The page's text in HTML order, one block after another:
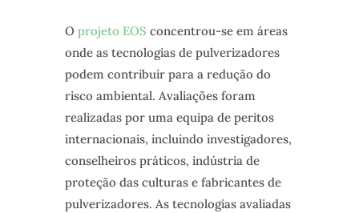
O projeto EOS concentrou-se em áreas
onde as tecnologias de pulverizadores
podem contribuir para a redução do
risco ambiental. Avaliações foram
realizadas por uma equipa de peritos
internacionais, incluindo investigadores,
conselheiros práticos, indústria de
proteção das culturas e fabricantes de
pulverizadores. As tecnologias avaliadas